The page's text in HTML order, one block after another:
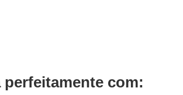
perfeitamente com: